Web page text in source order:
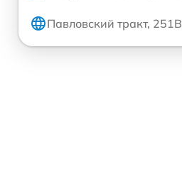
Павловский тракт, 251В